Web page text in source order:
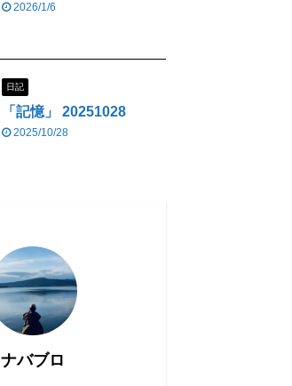
2026/1/6
日記
「記憶」 20251028
2025/10/28
ナバブロ